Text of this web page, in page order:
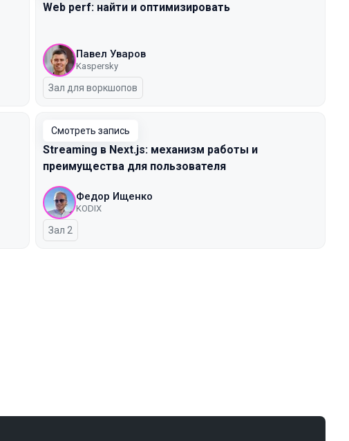
Web perf: найти и оптимизировать
Павел Уваров
Kaspersky
Зал для воркшопов
Смотреть запись
Streaming в Next.js: механизм работы и
преимущества для пользователя
Федор Ищенко
KODIX
Зал 2